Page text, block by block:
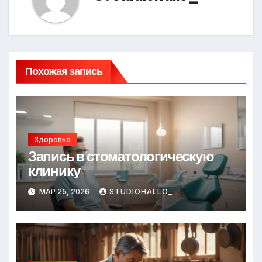
Похожая запись
Здоровье
Запись в стоматологическую
клинику
МАР 25, 2026 STUDIOHALLO_